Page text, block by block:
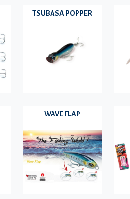
TSUBASA POPPER
WAVE FLAP